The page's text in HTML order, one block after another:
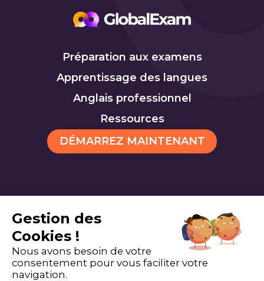
Préparation aux examens
Apprentissage des langues
Anglais professionnel
Ressources
DÉMARREZ MAINTENANT
TOEIC Cookies
Gestion des
Cookies !
Nous avons besoin de votre
consentement pour vous faciliter votre
navigation.